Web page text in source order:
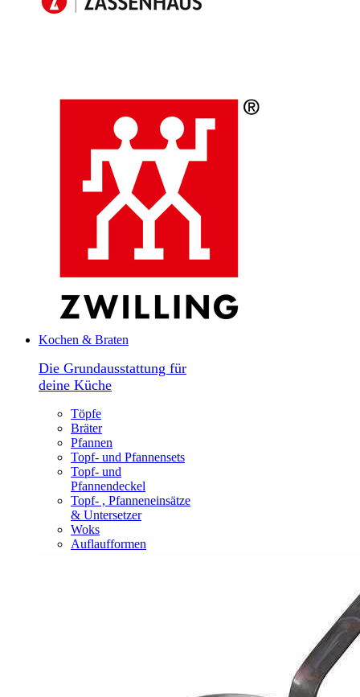
Kochen & Braten
Die Grundausstattung für
deine Küche
Töpfe
Bräter
Pfannen
Topf- und Pfannensets
Topf- und
Pfannendeckel
Topf- , Pfanneneinsätze
& Untersetzer
Woks
Auflaufformen